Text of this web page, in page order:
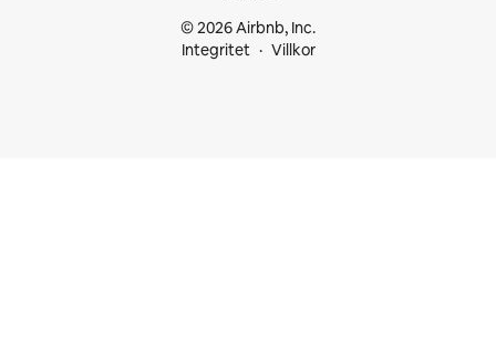
© 2026 Airbnb, Inc.
Integritet
Villkor